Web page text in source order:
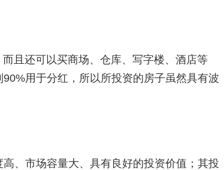
且还可以买商场、仓库、写字楼、酒店等
用于分红，所以所投资的房子虽然具有波
、市场容量大、具有良好的投资价值；其投